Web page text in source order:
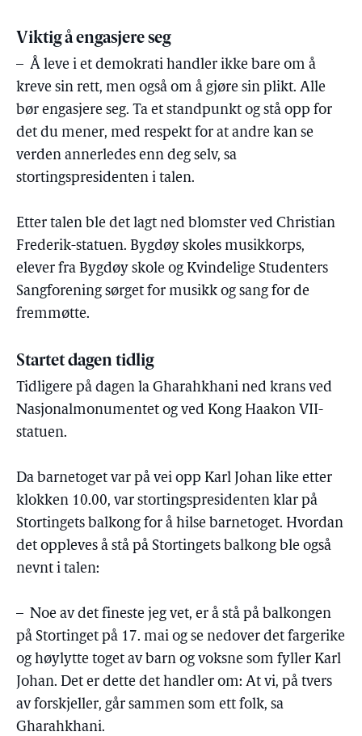
Viktig å engasjere seg
– Å leve i et demokrati handler ikke bare om å
kreve sin rett, men også om å gjøre sin plikt. Alle
bør engasjere seg. Ta et standpunkt og stå opp for
det du mener, med respekt for at andre kan se
verden annerledes enn deg selv, sa
stortingspresidenten i talen.
Etter talen ble det lagt ned blomster ved Christian
Frederik-statuen. Bygdøy skoles musikkorps,
elever fra Bygdøy skole og Kvindelige Studenters
Sangforening sørget for musikk og sang for de
fremmøtte.
Startet dagen tidlig
Tidligere på dagen la Gharahkhani ned krans ved
Nasjonalmonumentet og ved Kong Haakon VII-
statuen.
Da barnetoget var på vei opp Karl Johan like etter
klokken 10.00, var stortingspresidenten klar på
Stortingets balkong for å hilse barnetoget. Hvordan
det oppleves å stå på Stortingets balkong ble også
nevnt i talen:
– Noe av det fineste jeg vet, er å stå på balkongen
på Stortinget på 17. mai og se nedover det fargerike
og høylytte toget av barn og voksne som fyller Karl
Johan. Det er dette det handler om: At vi, på tvers
av forskjeller, går sammen som ett folk, sa
Gharahkhani.